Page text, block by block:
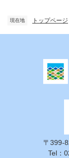
現在地 トップページ
〒399-
Tel：